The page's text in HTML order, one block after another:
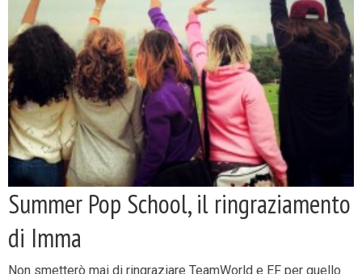
Summer Pop School, il ringraziamento
di Imma
Non smetterò mai di ringraziare TeamWorld e EF per quello